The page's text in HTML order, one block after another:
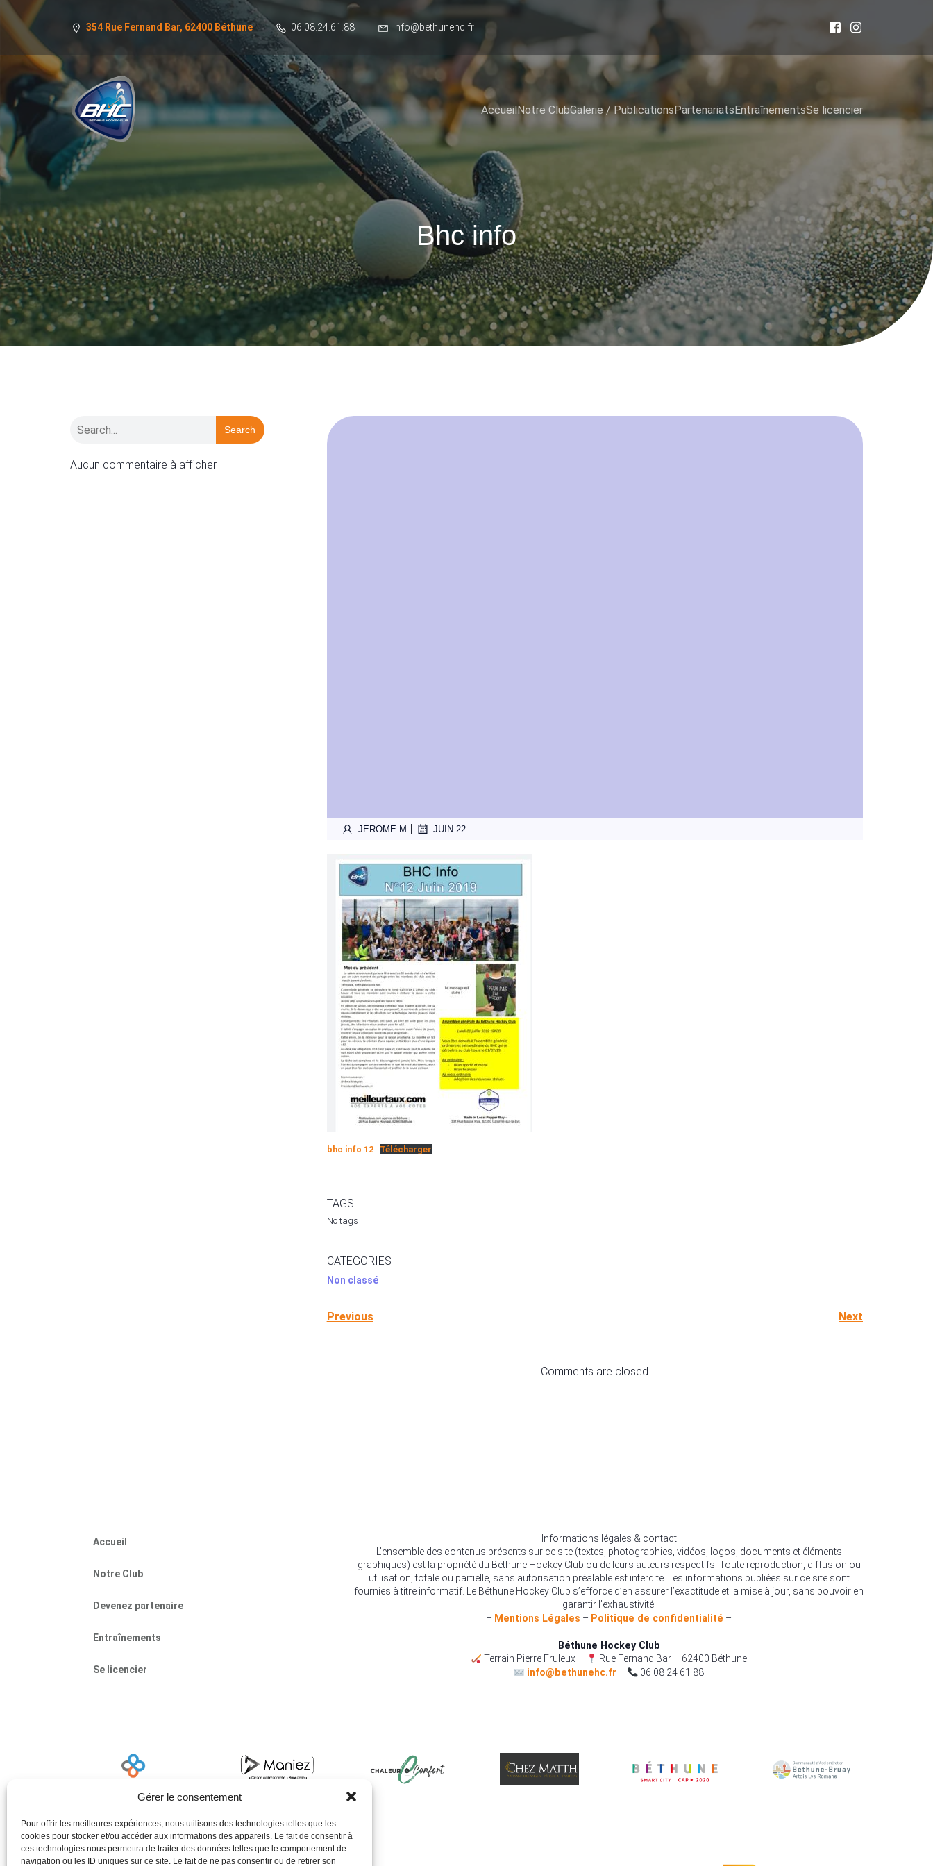
Gérer le consentement
Pour offrir les meilleures expériences, nous utilisons des technologies telles que les
cookies pour stocker et/ou accéder aux informations des appareils. Le fait de consentir à
ces technologies nous permettra de traiter des données telles que le comportement de
navigation ou les ID uniques sur ce site. Le fait de ne pas consentir ou de retirer son
354 Rue Fernand Bar, 62400 Béthune 06.08.24.61.88 info@bethunehc.fr
AccueilNotre ClubGalerie / PublicationsPartenariatsEntraînementsSe licencier
Bhc info
Search
Aucun commentaire à afficher.
JEROME.M JUIN 22
bhc info 12 Télécharger
TAGS
No tags
CATEGORIES
Non classé
Previous Next
Comments are closed
Accueil
Notre Club
Devenez partenaire
Entraînements
Se licencier
Informations légales & contact
L’ensemble des contenus présents sur ce site (textes, photographies, vidéos, logos, documents et éléments
graphiques) est la propriété du Béthune Hockey Club ou de leurs auteurs respectifs. Toute reproduction, diffusion ou
utilisation, totale ou partielle, sans autorisation préalable est interdite. Les informations publiées sur ce site sont
fournies à titre informatif. Le Béthune Hockey Club s’efforce d’en assurer l’exactitude et la mise à jour, sans pouvoir en
garantir l’exhaustivité.
– Mentions Légales – Politique de confidentialité –
Béthune Hockey Club
Terrain Pierre Fruleux –
Rue Fernand Bar – 62400 Béthune
info@bethunehc.fr – 06 08 24 61 88